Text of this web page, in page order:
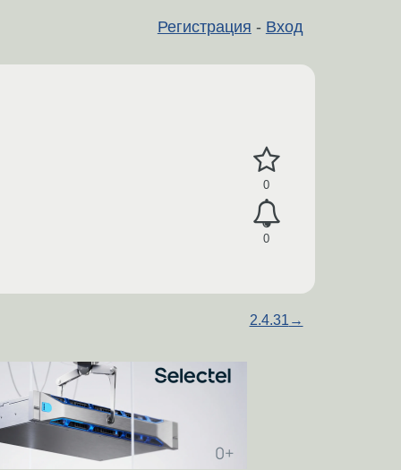
Регистрация - Вход
0
0
2.4.31 →